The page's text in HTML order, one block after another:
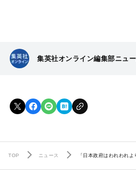
集英社オンライン編集部ニュ
TOP ニュース 「日本政府はわれわれ